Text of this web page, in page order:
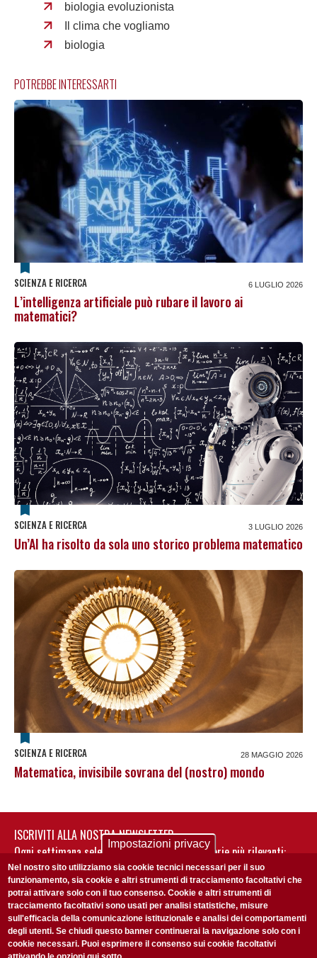
biologia evoluzionista
Il clima che vogliamo
biologia
POTREBBE INTERESSARTI
SCIENZA E RICERCA 6 LUGLIO 2026
L’intelligenza artificiale può rubare il lavoro ai
matematici?
SCIENZA E RICERCA 3 LUGLIO 2026
Un’AI ha risolto da sola uno storico problema matematico
SCIENZA E RICERCA 28 MAGGIO 2026
Matematica, invisibile sovrana del (nostro) mondo
ISCRIVITI ALLA NOSTRA NEWSLETTER
Ogni settimana selezioniamo per te nostre storie più rilevanti:
non perderti gli aggiornamenti della nostra newsletter
Impostazioni privacy
Nel nostro sito utilizziamo sia cookie tecnici necessari per il suo
funzionamento, sia cookie e altri strumenti di tracciamento facoltativi che
potrai attivare solo con il tuo consenso. Cookie e altri strumenti di
tracciamento facoltativi sono usati per analisi statistiche, misure
sull'efficacia della comunicazione istituzionale e analisi dei comportamenti
degli utenti. Se chiudi questo banner continuerai la navigazione solo con i
cookie necessari. Puoi esprimere il consenso sui cookie facoltativi